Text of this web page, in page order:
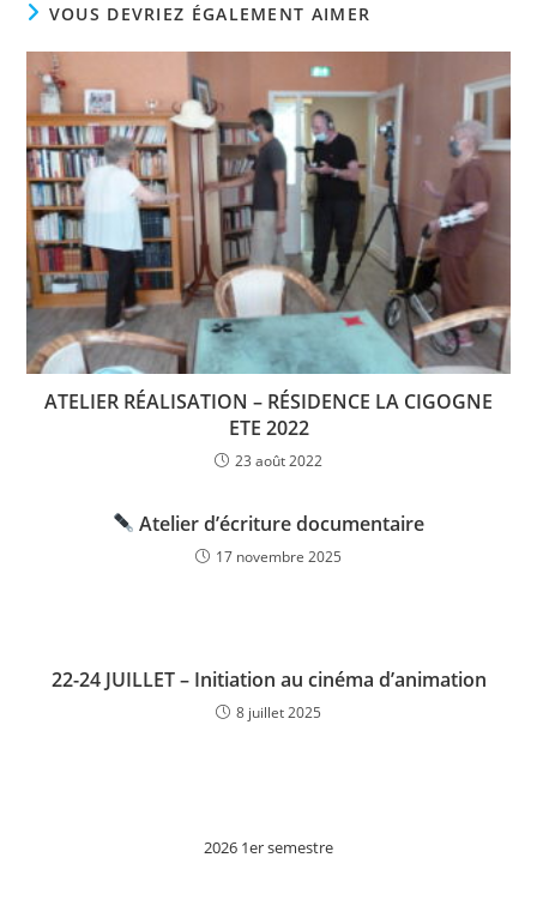
VOUS DEVRIEZ ÉGALEMENT AIMER
ATELIER RÉALISATION – RÉSIDENCE LA CIGOGNE
ETE 2022
23 août 2022
Atelier d’écriture documentaire
17 novembre 2025
22-24 JUILLET – Initiation au cinéma d’animation
8 juillet 2025
2026 1er semestre